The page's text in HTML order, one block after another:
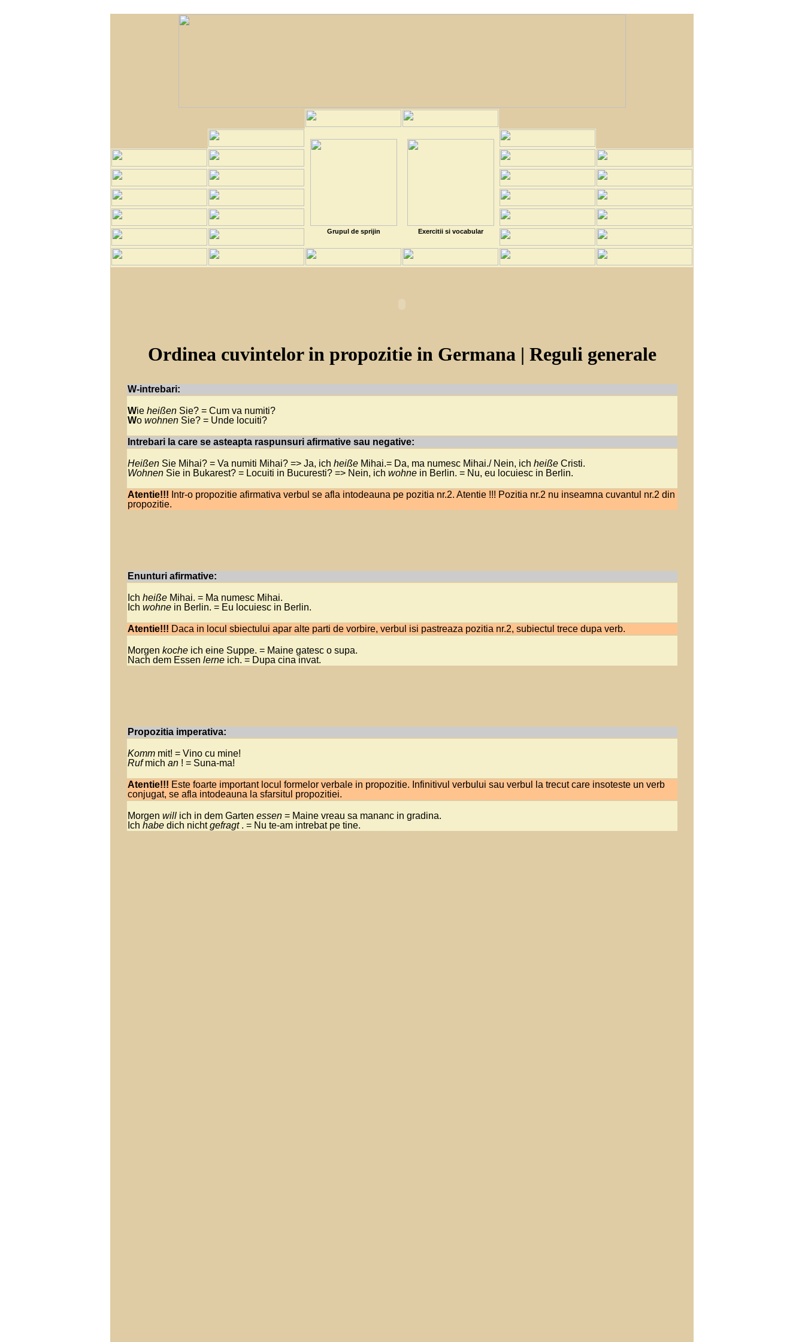
Grupul de sprijin Exercitii si vocabular
Ordinea cuvintelor in propozitie in Germana | Reguli generale
W-intrebari:
Wie heißen Sie? = Cum va numiti?
Wo wohnen Sie? = Unde locuiti?
Intrebari la care se asteapta raspunsuri afirmative sau negative:
Heißen Sie Mihai? = Va numiti Mihai? => Ja, ich heiße Mihai.= Da, ma numesc Mihai./ Nein, ich heiße Cristi.
Wohnen Sie in Bukarest? = Locuiti in Bucuresti? => Nein, ich wohne in Berlin. = Nu, eu locuiesc in Berlin.
Atentie!!! Intr-o propozitie afirmativa verbul se afla intodeauna pe pozitia nr.2. Atentie !!! Pozitia nr.2 nu inseamna cuvantul nr.2 din
propozitie.
Enunturi afirmative:
Ich heiße Mihai. = Ma numesc Mihai.
Ich wohne in Berlin. = Eu locuiesc in Berlin.
Atentie!!! Daca in locul sbiectului apar alte parti de vorbire, verbul isi pastreaza pozitia nr.2, subiectul trece dupa verb.
Morgen koche ich eine Suppe. = Maine gatesc o supa.
Nach dem Essen lerne ich. = Dupa cina invat.
Propozitia imperativa:
Komm mit! = Vino cu mine!
Rufmich an ! = Suna-ma!
Atentie!!! Este foarte important locul formelor verbale in propozitie. Infinitivul verbului sau verbul la trecut care insoteste un verb
conjugat, se afla intodeauna la sfarsitul propozitiei.
Morgen will ich in dem Garten essen = Maine vreau sa mananc in gradina.
Ich habe dich nichtgefragt . = Nu te-am intrebat pe tine.